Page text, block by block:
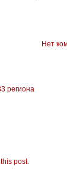
Нет
региона
post.